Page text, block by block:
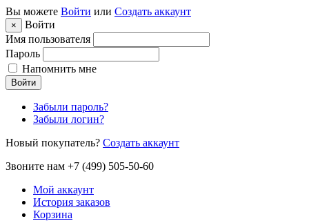
Вы можете Войти или Создать аккаунт
×
Войти
Имя пользователя
Пароль
Напомнить мне
Войти
Забыли пароль?
Забыли логин?
Новый покупатель? Создать аккаунт
Звоните нам +7 (499) 505-50-60
Мой аккаунт
История заказов
Корзина